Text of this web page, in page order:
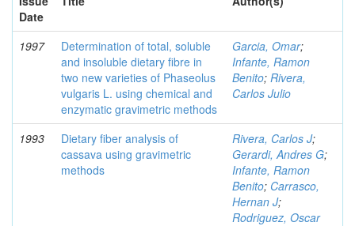
Date
1997
Determination of total, soluble
and insoluble dietary fibre in
two new varieties of Phaseolus
vulgaris L. using chemical and
enzymatic gravimetric methods
Garcia, Omar;
Infante, Ramon
Benito; Rivera,
Carlos Julio
1993
Dietary fiber analysis of
cassava using gravimetric
methods
Rivera, Carlos J;
Gerardi, Andres G;
Infante, Ramon
Benito; Carrasco,
Hernan J;
Rodriguez, Oscar